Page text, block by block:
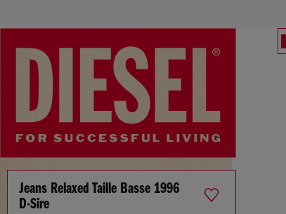
Jeans Relaxed Taille Basse 1996
D-Sire